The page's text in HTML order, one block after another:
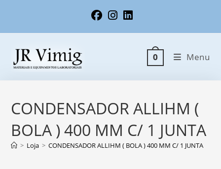
0 Menu
CONDENSADOR ALLIHM (
BOLA ) 400 MM C/ 1 JUNTA
> Loja > CONDENSADOR ALLIHM ( BOLA ) 400 MM C/ 1 JUNTA